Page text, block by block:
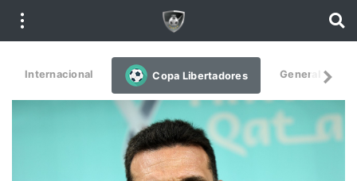
Internacional Copa Libertadores General